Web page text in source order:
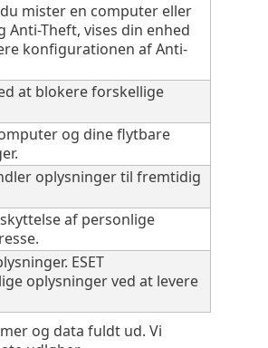
mister en computer eller
Anti-Theft, vises din enhed
konfigurationen af Anti-
at blokere forskellige
og dine flytbare
oplysninger til fremtidig
af personlige
ESET
oplysninger ved at levere
og data fuldt ud. Vi